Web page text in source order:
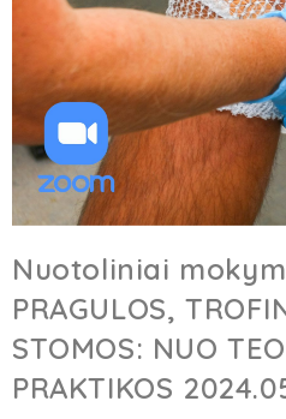
Nuotoliniai
PRAGULOS,
STOMOS: NUO
PRAKTIKOS